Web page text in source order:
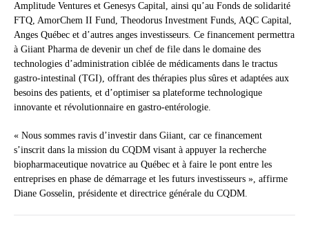
Amplitude Ventures et Genesys Capital, ainsi qu’au Fonds de solidarité
FTQ, AmorChem II Fund, Theodorus Investment Funds, AQC Capital,
Anges Québec et d’autres anges investisseurs. Ce financement permettra
à Giiant Pharma de devenir un chef de file dans le domaine des
technologies d’administration ciblée de médicaments dans le tractus
gastro-intestinal (TGI), offrant des thérapies plus sûres et adaptées aux
besoins des patients, et d’optimiser sa plateforme technologique
innovante et révolutionnaire en gastro-entérologie.
« Nous sommes ravis d’investir dans Giiant, car ce financement
s’inscrit dans la mission du CQDM visant à appuyer la recherche
biopharmaceutique novatrice au Québec et à faire le pont entre les
entreprises en phase de démarrage et les futurs investisseurs », affirme
Diane Gosselin, présidente et directrice générale du CQDM.